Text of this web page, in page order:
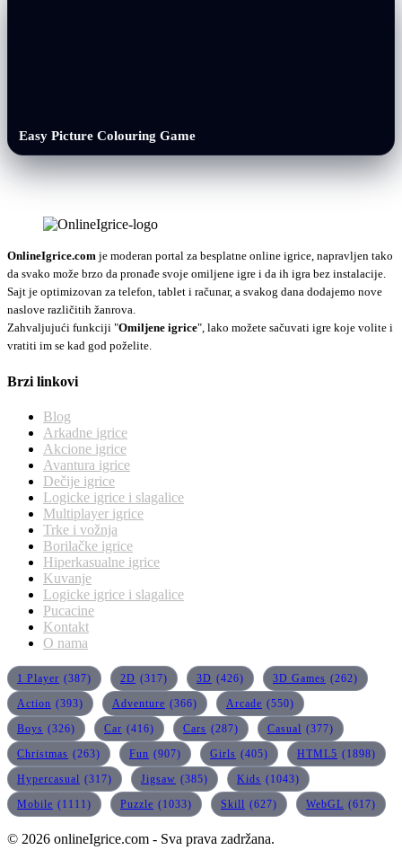
Easy Picture Colouring Game
OnlineIgrice.com je moderan portal za besplatne online igrice, napravljen tako
da svako može brzo da pronađe svoje omiljene igre i da ih igra bez instalacije.
Sajt je optimizovan za telefon, tablet i računar, a svakog dana dodajemo nove
naslove različitih žanrova.
Zahvaljujući funkciji "Omiljene igrice", lako možete sačuvati igre koje volite i
vratiti im se kad god poželite.
Brzi linkovi
Blog
Arkadne igrice
Akcione igrice
Avantura igrice
Dečije igrice
Logicke igrice i slagalice
Multiplayer igrice
Trke i vožnja
Borilačke igrice
Hiperkasualne igrice
Kuvanje
Logicke igrice i slagalice
Pucacine
Kontakt
O nama
1 Player (387) 2D (317) 3D (426) 3D Games (262)
Action (393) Adventure (366) Arcade (550)
Boys (326) Car (416) Cars (287) Casual (377)
Christmas (263) Fun (907) Girls (405) HTML5 (1898)
Hypercasual (317) Jigsaw (385) Kids (1043)
Mobile (1111) Puzzle (1033) Skill (627) WebGL (617)
© 2026 onlineIgrice.com - Sva prava zadržana.